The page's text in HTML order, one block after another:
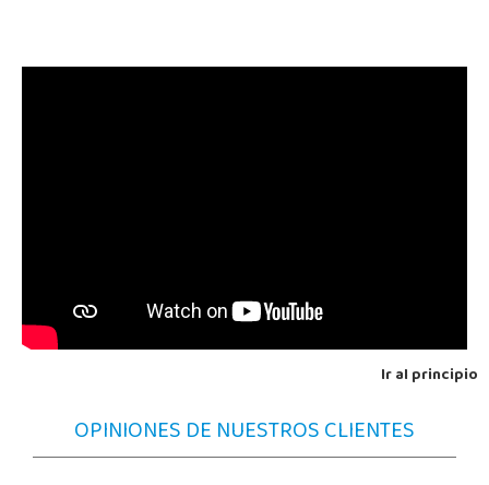
Ir al principio
OPINIONES DE NUESTROS CLIENTES